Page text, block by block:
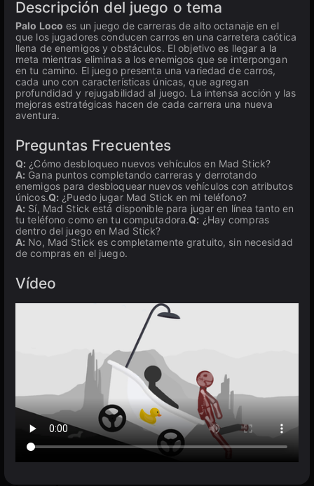
Descripción del juego o tema
Palo Loco es un juego de carreras de alto octanaje en el
que los jugadores conducen carros en una carretera caótica
llena de enemigos y obstáculos. El objetivo es llegar a la
meta mientras eliminas a los enemigos que se interpongan
en tu camino. El juego presenta una variedad de carros,
cada uno con características únicas, que agregan
profundidad y rejugabilidad al juego. La intensa acción y las
mejoras estratégicas hacen de cada carrera una nueva
aventura.
Preguntas Frecuentes
Q: ¿Cómo desbloqueo nuevos vehículos en Mad Stick?
A: Gana puntos completando carreras y derrotando
enemigos para desbloquear nuevos vehículos con atributos
únicos.Q: ¿Puedo jugar Mad Stick en mi teléfono?
A: Sí, Mad Stick está disponible para jugar en línea tanto en
tu teléfono como en tu computadora.Q: ¿Hay compras
dentro del juego en Mad Stick?
A: No, Mad Stick es completamente gratuito, sin necesidad
de compras en el juego.
Vídeo